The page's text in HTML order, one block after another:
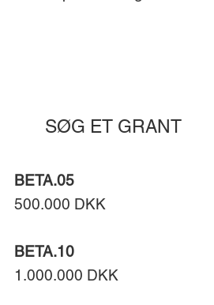
SØG ET GRANT
BETA.05
500.000 DKK
BETA.10
1.000.000 DKK